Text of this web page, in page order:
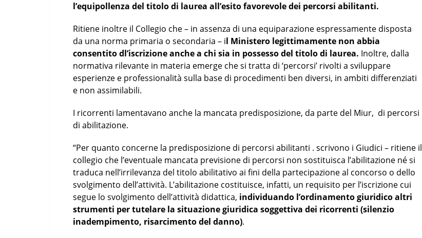
l’equipollenza del titolo di laurea all’esito favorevole dei percorsi abilitanti.
Ritiene inoltre il Collegio che – in assenza di una equiparazione espressamente disposta
da una norma primaria o secondaria – il Ministero legittimamente non abbia
consentito dl’iscrizione anche a chi sia in possesso del titolo di laurea. Inoltre, dalla
normativa rilevante in materia emerge che si tratta di ‘percorsi’ rivolti a sviluppare
esperienze e professionalità sulla base di procedimenti ben diversi, in ambiti differenziati
e non assimilabili.
I ricorrenti lamentavano anche la mancata predisposizione, da parte del Miur, di percorsi
di abilitazione.
“Per quanto concerne la predisposizione di percorsi abilitanti . scrivono i Giudici – ritiene il
collegio che l’eventuale mancata previsione di percorsi non sostituisca l’abilitazione né si
traduca nell’irrilevanza del titolo abilitativo ai fini della partecipazione al concorso o dello
svolgimento dell’attività. L’abilitazione costituisce, infatti, un requisito per l’iscrizione cui
segue lo svolgimento dell’attività didattica, individuando l’ordinamento giuridico altri
strumenti per tutelare la situazione giuridica soggettiva dei ricorrenti (silenzio
inadempimento, risarcimento del danno).